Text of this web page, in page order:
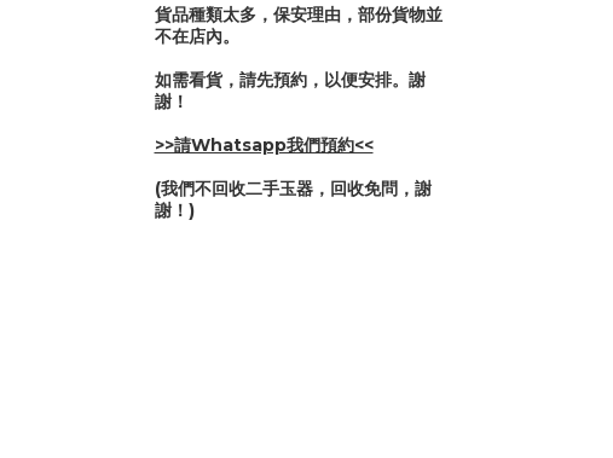
貨品種類太多，保安理由，部份貨物並
不在店內。
如需看貨，請先預約，以便安排。謝
謝！
>>請Whatsapp我們預約<<
(我們不回收二手玉器，回收免問，謝
謝！)